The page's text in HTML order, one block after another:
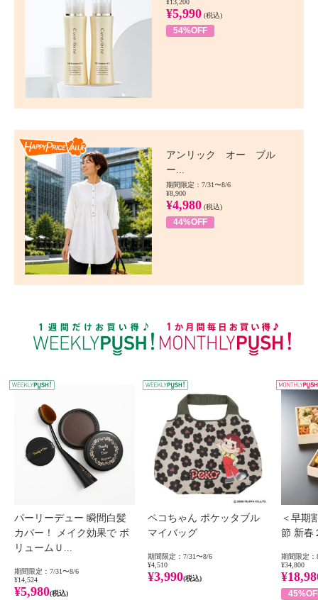
¥13,200
¥5,990 (税込)
54%OFF
アンリック オー ブル
ー...
期間限定：7/31〜8/6
¥8,900
¥4,980 (税込)
44%OFF
WEEKLY PUSH
パーリーデュー 瞬間白髪
カバー！ メイク効果で ボ
リュームＵ...
期間限定：7/31〜8/6
¥14,524
¥5,980(税込)
ペコちゃん ポケッタブル
マイバッグ
期間限定：7/31〜8/6
¥4,510
¥3,990(税込)
＜早期
節 新春
期間限定：
¥34,800